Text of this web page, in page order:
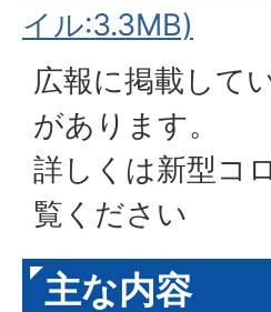
イル:3.3MB)
広報に掲載して
があります。
詳しくは新型コ
覧ください
主な内容